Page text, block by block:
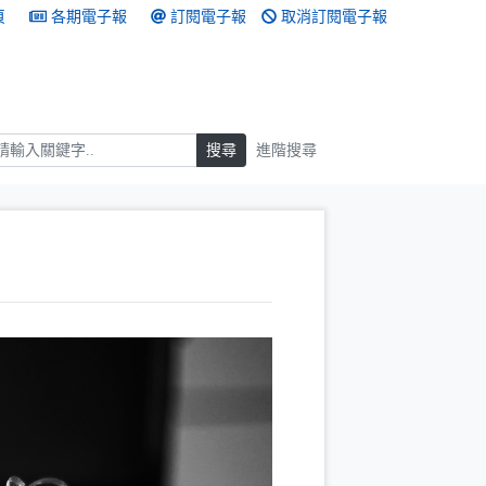
各期電子報 訂閱電子報 取消訂閱電子報
搜尋 進階搜尋